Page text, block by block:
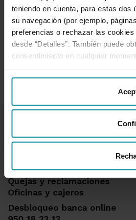
teniendo en cuenta, para estas dos
su navegación (por ejemplo,
preferencias o rechazar las
desde “Detalles”. También puede
consentimiento en cualquier
Resultados
Te ayudamos
Quejas y reclamaciones
Oficinas y cajeros
Desbloqueo banca online